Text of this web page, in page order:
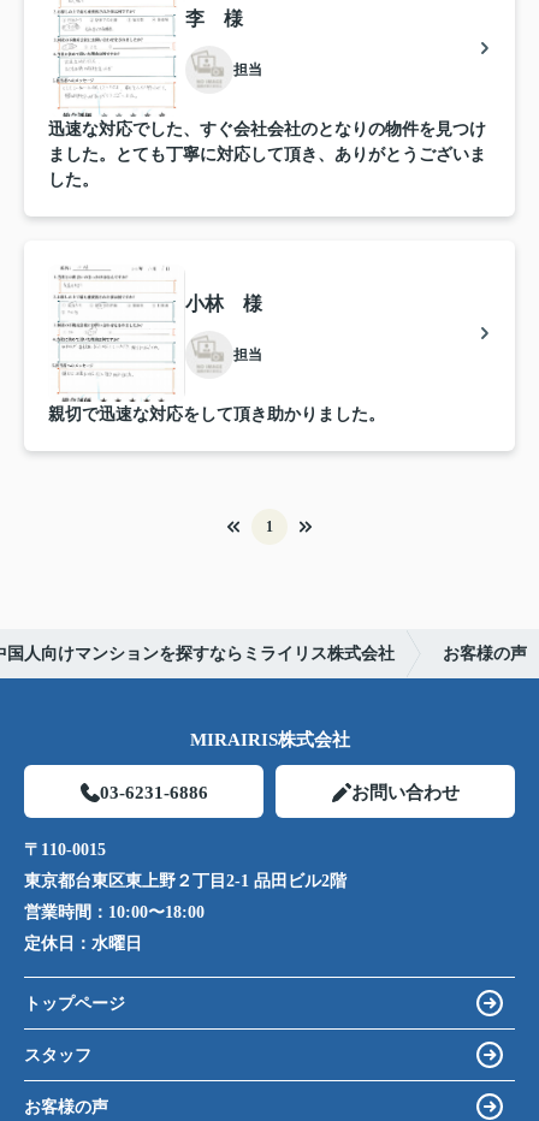
李 様
担当
迅速な対応でした、すぐ会社会社のとなりの物件を見つけ
ました。とても丁寧に対応して頂き、ありがとうございま
した。
小林 様
担当
親切で迅速な対応をして頂き助かりました。
1
国人向けマンションを探すならミライリス株式会社 お客様の声
MIRAIRIS株式会社
03-6231-6886 お問い合わせ
〒110-0015
東京都台東区東上野２丁目2-1 品田ビル2階
営業時間： 10:00〜18:00
定休日： 水曜日
トップページ
スタッフ
お客様の声